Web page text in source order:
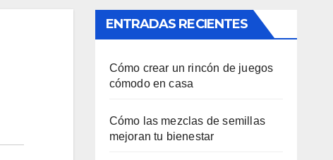
ENTRADAS RECIENTES
Cómo crear un rincón de juegos
cómodo en casa
Cómo las mezclas de semillas
mejoran tu bienestar